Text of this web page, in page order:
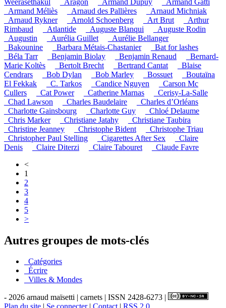
_Armand Méliès
_Arnaud des Pallières
_Arnaud Michniak
_Arnaud Rykner
_Arnold Schoenberg _Art Brut
_Arthur
Rimbaud
_Atlantide _Auguste Blanqui
_Auguste Rodin
_Augustin
_Aurélia Guillet
_Aurélie Bellanger
_Bakounine
_Barbara Métais-Chastanier
_Bat for lashes
_Béla Tarr
_Benjamin Biolay _Benjamin Renaud
_Bernard-
Marie Koltès
_Bertolt Brecht _Bertrand Cantat
_Blaise
Cendrars
_Bob Dylan _Bob Marley _Bossuet
_Boutaïna
El Fekkak
_C. Tarkos _Candice Nguyen
_Carson Mc
Cullers
_Cat Power _Catherine Marnas
_Cerisy-La-Salle
_Chad Lawson
_Charles Baudelaire
_Charles d’Orléans
_Charlotte Gainsbourg
_Charlotte Guy
_Chloé Delaume
_Chris Marker
_Christiane Jatahy
_Christiane Taubira
_Christine Jeanney
_Christophe Bident
_Christophe Triau
_Christopher Paul Stelling
_Cigarettes After Sex
_Claire
Denis
_Claire Diterzi _Claire Tabouret
_Claude Favre
<
1
2
3
4
5
>
Autres groupes de mots-clés
_Catégories
_Écrire
_Villes & Mondes
- 2026 arnaud maïsetti | carnets | ISSN 2428-6273 |